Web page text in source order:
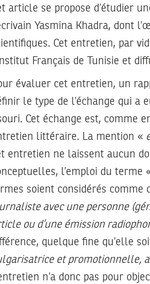
article se propose d’étudier
Yasmina Khadra, dont
Cet entretien, par
Français de Tunisie et
évaluer cet entretien, un
le type de l’échange qui a
Cet échange est, comme
littéraire. La mention «
entretien ne laissent aucun
l’emploi du terme
soient considérés comme
avec une personne
ou d’une émission
quelque fine qu’elle
et promotionnelle,
n’a donc pas pour